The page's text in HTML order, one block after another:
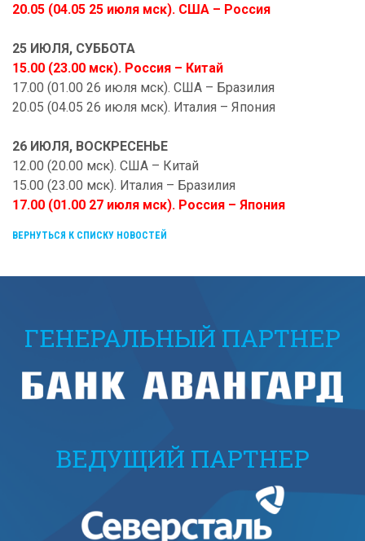
20.05 (04.05 25 июля мск). США – Россия
25 ИЮЛЯ, СУББОТА
15.00 (23.00 мск). Россия – Китай
17.00 (01.00 26 июля мск). США – Бразилия
20.05 (04.05 26 июля мск). Италия – Япония
26 ИЮЛЯ, ВОСКРЕСЕНЬЕ
12.00 (20.00 мск). США – Китай
15.00 (23.00 мск). Италия – Бразилия
17.00 (01.00 27 июля мск). Россия – Япония
ВЕРНУТЬСЯ К СПИСКУ НОВОСТЕЙ
ГЕНЕРАЛЬНЫЙ ПАРТНЕР
ВЕДУЩИЙ ПАРТНЕР